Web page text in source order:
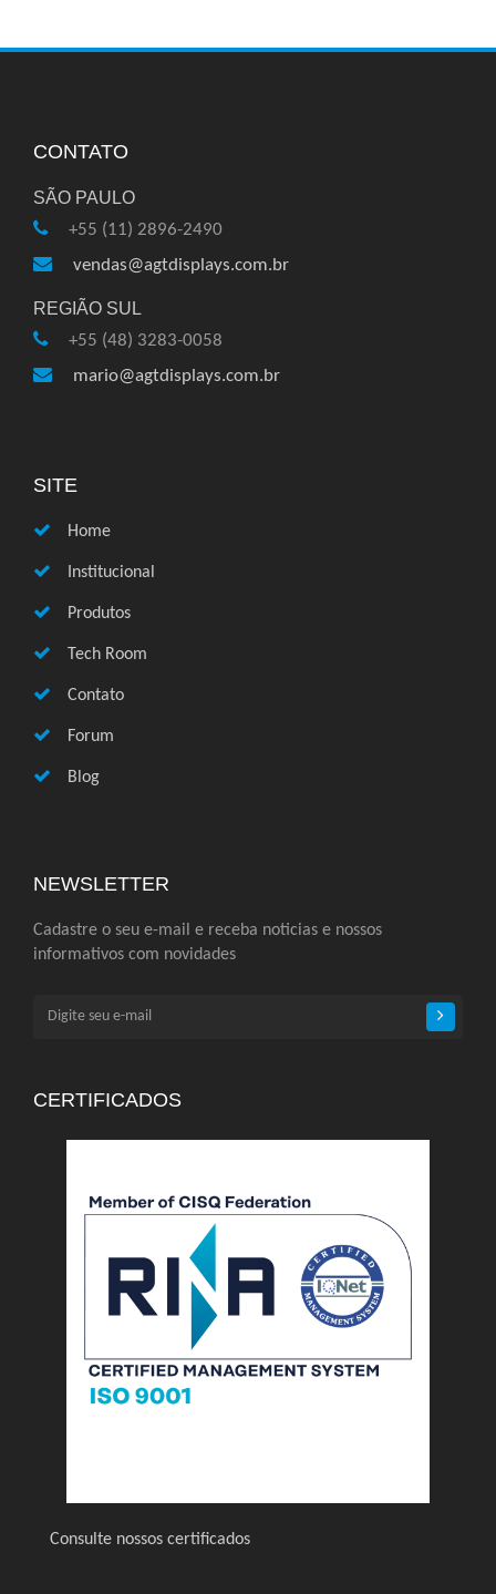
CONTATO
SÃO PAULO
+55 (11) 2896-2490
vendas@agtdisplays.com.br
REGIÃO SUL
+55 (48) 3283-0058
mario@agtdisplays.com.br
SITE
Home
Institucional
Produtos
Tech Room
Contato
Forum
Blog
NEWSLETTER
Cadastre o seu e-mail e receba noticias e nossos
informativos com novidades
CERTIFICADOS
Consulte nossos certificados